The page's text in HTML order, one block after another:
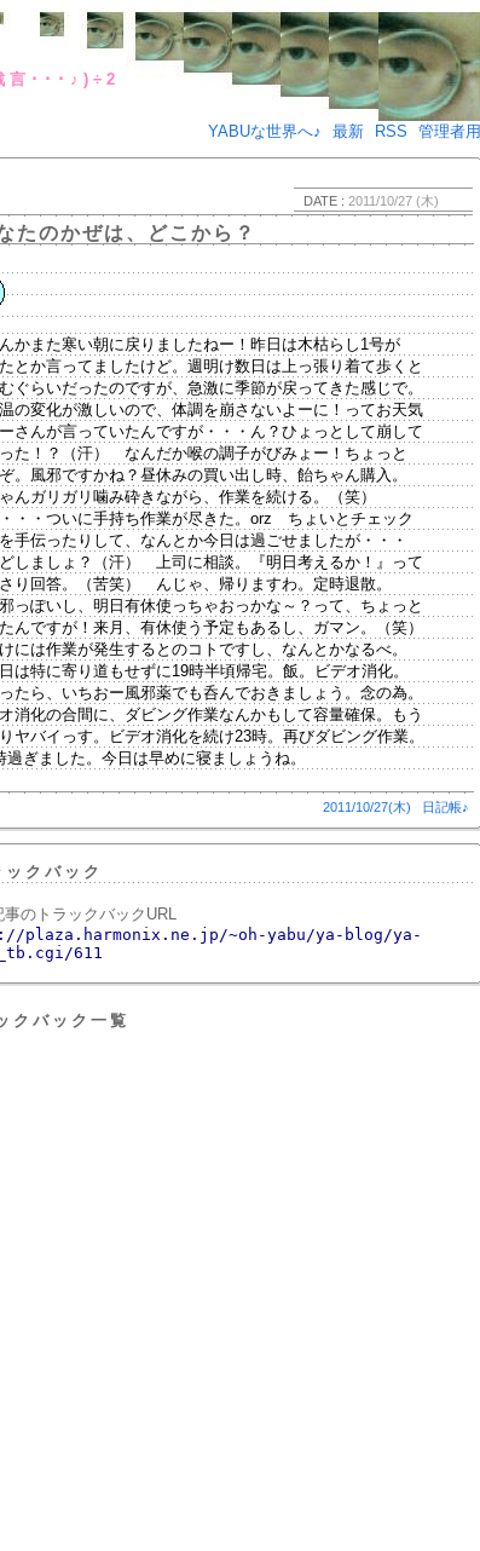
♪＋YABUな戯言･･･♪)÷2
YABUな世界へ♪
最新 RSS 管理者用
DATE : 2011/10/27 (木)
たのかぜは、どこから？
かまた寒い朝に戻りましたねー！昨日は木枯らし1号が
とか言ってましたけど。週明け数日は上っ張り着て歩くと
ぐらいだったのですが、急激に季節が戻ってきた感じで。
の変化が激しいので、体調を崩さないよーに！ってお天気
さんが言っていたんですが・・・ん？ひょっとして崩して
た！？（汗） なんだか喉の調子がびみょー！ちょっと
。風邪ですかね？昼休みの買い出し時、飴ちゃん購入。
んガリガリ噛み砕きながら、作業を続ける。（笑）
・・ついに手持ち作業が尽きた。orz ちょいとチェック
手伝ったりして、なんとか今日は過ごせましたが・・・
しましょ？（汗） 上司に相談。『明日考えるか！』って
り回答。（苦笑） んじゃ、帰りますわ。定時退散。
っぽいし、明日有休使っちゃおっかな～？って、ちょっと
んですが！来月、有休使う予定もあるし、ガマン。（笑）
には作業が発生するとのコトですし、なんとかなるべ。
は特に寄り道もせずに19時半頃帰宅。飯。ビデオ消化。
たら、いちおー風邪薬でも呑んでおきましょう。念の為。
消化の合間に、ダビング作業なんかもして容量確保。もう
ヤバイっす。ビデオ消化を続け23時。再びダビング作業。
ぎました。今日は早めに寝ましょうね。
2011/10/27(木) 日記帳♪
ックバック
事のトラックバックURL
plaza.harmonix.ne.jp/~oh-yabu/ya-blog/ya-
611
クバック一覧